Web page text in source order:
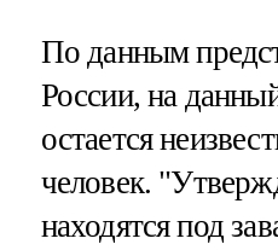
По данным
России, на
остается
человек.
находятся под